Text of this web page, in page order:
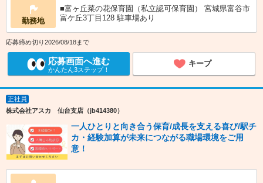
勤務地
■富ヶ丘菜の花保育園（私立認可保育園） 宮城県富谷市
富ケ丘3丁目128 駐車場あり
応募締め切り2026/08/18まで
応募画面へ進む
かんたん3ステップ！
キープ
正社員
株式会社アスカ 仙台支店（jb414380）
一人ひとりと向き合う保育/成長を支える喜び/駅チ
カ・経験加算が未来につながる職場環境をご用
意！